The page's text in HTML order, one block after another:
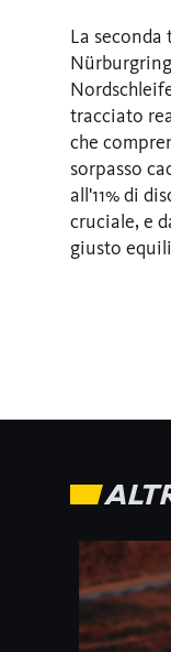
La seconda
tracciato
che
sorpasso
all'11% di
cruciale, e
giusto